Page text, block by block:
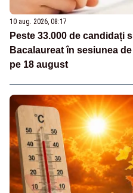
10 aug. 2026, 08:17
Peste 33.000 de candidați
Bacalaureat în sesiunea
pe 18 august